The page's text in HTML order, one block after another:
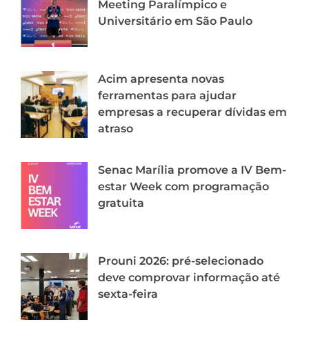
Meeting Paralímpico e
Universitário em São Paulo
Acim apresenta novas
ferramentas para ajudar
empresas a recuperar dívidas em
atraso
Senac Marília promove a IV Bem-
estar Week com programação
gratuita
Prouni 2026: pré-selecionado
deve comprovar informação até
sexta-feira